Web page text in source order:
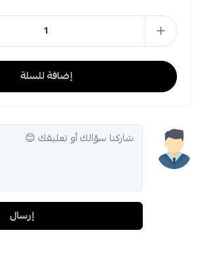
إضافة للسلة
إرسال